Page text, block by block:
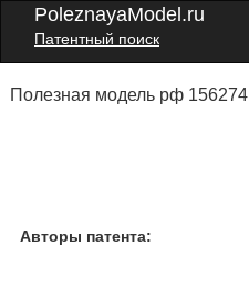
PoleznayaModel.ru
Патентный поиск
Полезная модель рф 156274
Авторы патента: